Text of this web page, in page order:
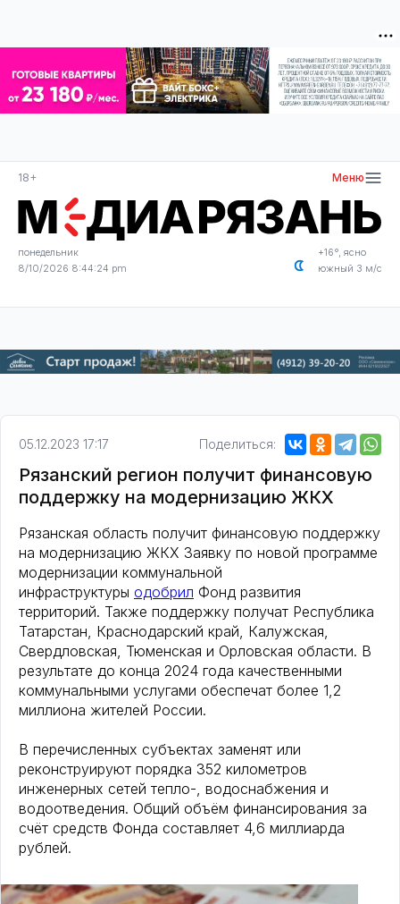
18+ Меню
понедельник
8/10/2026 8:44:25 pm
+16°, ясно
южный 3 м/с
05.12.2023 17:17 Поделиться:
Рязанский регион получит финансовую
поддержку на модернизацию ЖКХ
Рязанская область получит финансовую поддержку
на модернизацию ЖКХ Заявку по новой программе
модернизации коммунальной
инфраструктуры одобрил Фонд развития
территорий. Также поддержку получат Республика
Татарстан, Краснодарский край, Калужская,
Свердловская, Тюменская и Орловская области. В
результате до конца 2024 года качественными
коммунальными услугами обеспечат более 1,2
миллиона жителей России.
В перечисленных субъектах заменят или
реконструируют порядка 352 километров
инженерных сетей тепло-, водоснабжения и
водоотведения. Общий объём финансирования за
счёт средств Фонда составляет 4,6 миллиарда
рублей.